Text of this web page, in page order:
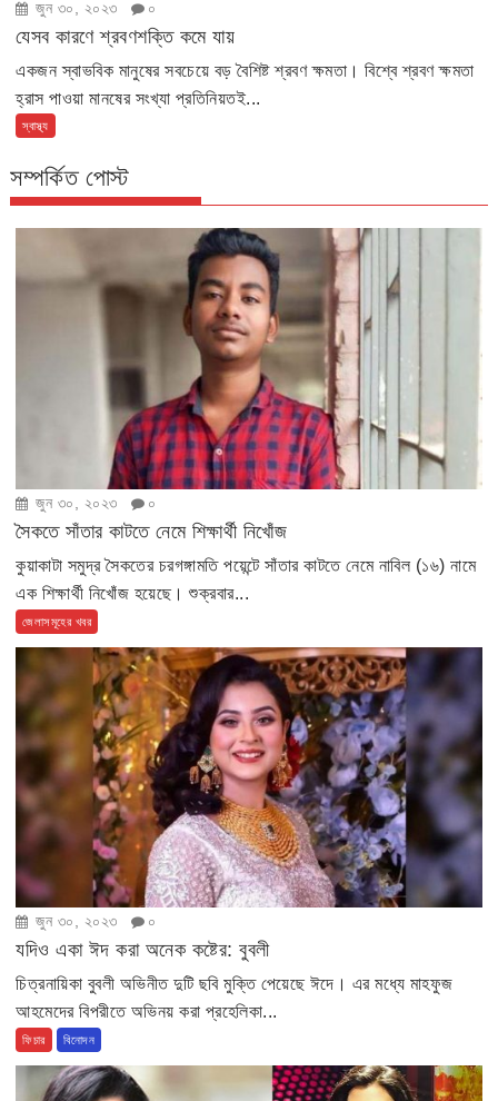
জুন ৩০, ২০২৩ ০
যেসব কারণে শ্রবণশক্তি কমে যায়
একজন স্বাভবিক মানুষের সবচেয়ে বড় বৈশিষ্ট শ্রবণ ক্ষমতা। বিশ্বে শ্রবণ ক্ষমতা
হ্রাস পাওয়া মানষের সংখ্যা প্রতিনিয়তই...
স্বাস্থ্য
সম্পর্কিত পোস্ট
জুন ৩০, ২০২৩ ০
সৈকতে সাঁতার কাটতে নেমে শিক্ষার্থী নিখোঁজ
কুয়াকাটা সমুদ্র সৈকতের চরগঙ্গামতি পয়েন্টে সাঁতার কাটতে নেমে নাবিল (১৬) নামে
এক শিক্ষার্থী নিখোঁজ হয়েছে। শুক্রবার...
জেলাসমূহের খবর
জুন ৩০, ২০২৩ ০
যদিও একা ঈদ করা অনেক কষ্টের: বুবলী
চিত্রনায়িকা বুবলী অভিনীত দুটি ছবি মুক্তি পেয়েছে ঈদে। এর মধ্যে মাহফুজ
আহমেদের বিপরীতে অভিনয় করা প্রহেলিকা...
ফিচার বিনোদন